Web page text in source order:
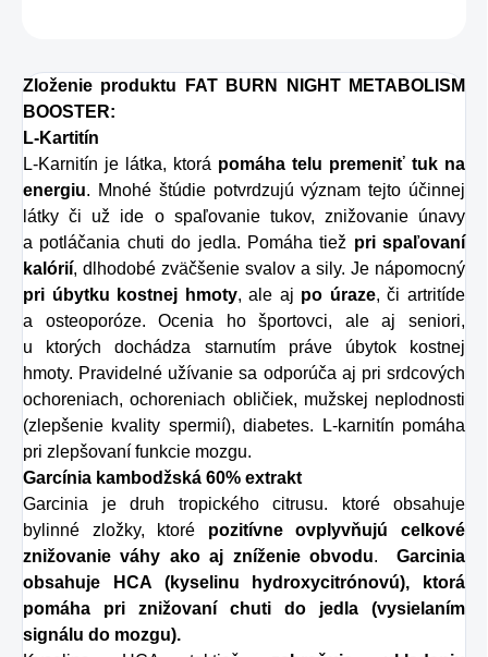
Zloženie produktu FAT BURN NIGHT METABOLISM
BOOSTER:
L-Kartitín
L-Karnitín je látka, ktorá pomáha telu premeniť tuk na
energiu. Mnohé štúdie potvrdzujú význam tejto účinnej
látky či už ide o spaľovanie tukov, znižovanie únavy
a potláčania chuti do jedla. Pomáha tiež pri spaľovaní
kalórií, dlhodobé zväčšenie svalov a sily. Je nápomocný
pri úbytku kostnej hmoty, ale aj po úraze, či artritíde
a osteoporóze. Ocenia ho športovci, ale aj seniori,
u ktorých dochádza starnutím práve úbytok kostnej
hmoty. Pravidelné užívanie sa odporúča aj pri srdcových
ochoreniach, ochoreniach obličiek, mužskej neplodnosti
(zlepšenie kvality spermií), diabetes. L-karnitín pomáha
pri zlepšovaní funkcie mozgu.
Garcínia kambodžská 60% extrakt
Garcinia je druh tropického citrusu. ktoré obsahuje
bylinné zložky, ktoré pozitívne ovplyvňujú celkové
znižovanie váhy ako aj zníženie obvodu.Garcinia
obsahuje HCA (kyselinu hydroxycitrónovú), ktorá
pomáha pri znižovaní chuti do jedla (vysielaním
signálu do mozgu).